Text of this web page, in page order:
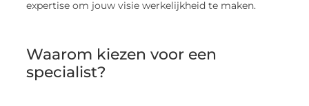
expertise om jouw visie werkelijkheid te maken.
Waarom kiezen voor een
specialist?